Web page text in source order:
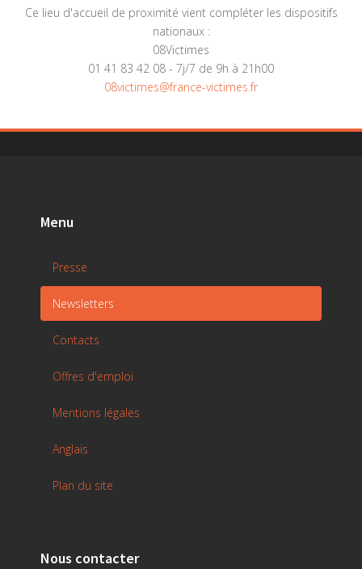
Ce lieu d'accueil de proximité vient compléter les dispositifs
nationaux :
08Victimes
01 41 83 42 08 - 7j/7 de 9h à 21h00
08victimes@france-victimes.fr
Menu
Presse
Newsletters
Contacts
Offres d'emploi
Mentions légales
Anglais
Plan du site
Nous contacter